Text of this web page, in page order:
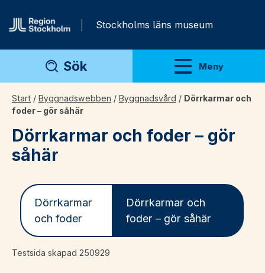
Stockholms läns museum
Sök Meny
Visa meny
Start / Byggnadswebben / Byggnadsvård / Dörrkarmar och
foder – gör såhär
Dörrkarmar och foder – gör
såhär
Dörrkarmar
och foder
Dörrkarmar och
foder – gör såhär
Testsida skapad 250929